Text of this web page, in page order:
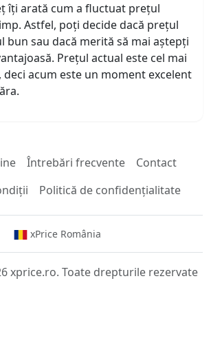
îți arată cum a fluctuat prețul
Astfel, poți decide dacă prețul
bun sau dacă merită să mai aștepți
Prețul actual este cel mai
acum este un moment excelent
Întrebări frecvente
Contact
Politică de confidențialitate
xPrice România
xprice.ro. Toate drepturile rezervate